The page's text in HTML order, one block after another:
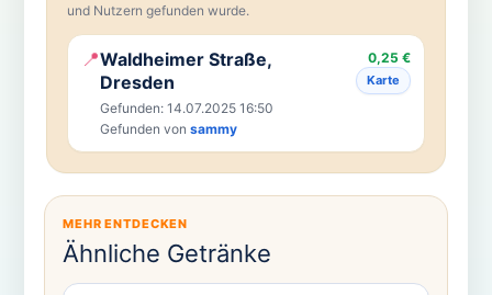
und Nutzern gefunden wurde.
📍Waldheimer Straße,
Dresden
Gefunden: 14.07.2025 16:50
Gefunden von sammy
0,25 €
Karte
MEHR ENTDECKEN
Ähnliche Getränke